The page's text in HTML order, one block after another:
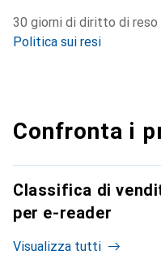
30 giorni di diritto di reso
Politica sui resi
Confronta i
Classifica di
per e-reader
Visualizza tutti